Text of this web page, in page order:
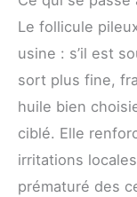
Le follicule
usine : s’il est
sort plus fine,
huile bien
ciblé. Elle
irritations
prématuré des